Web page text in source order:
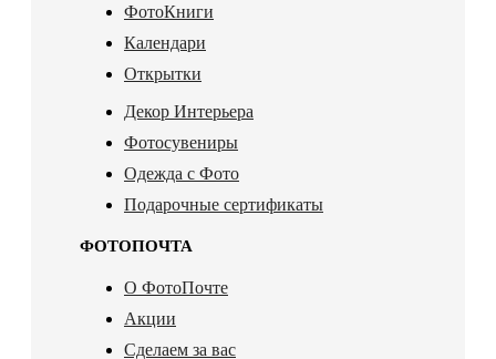
ФотоКниги
Календари
Открытки
Декор Интерьера
Фотосувениры
Одежда с Фото
Подарочные сертификаты
ФОТОПОЧТА
О ФотоПочте
Акции
Сделаем за вас